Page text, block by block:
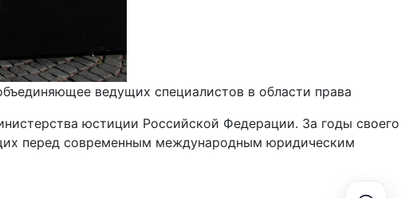
ведущих специалистов в области права
юстиции Российской Федерации. За годы своего
перед современным международным юридическим